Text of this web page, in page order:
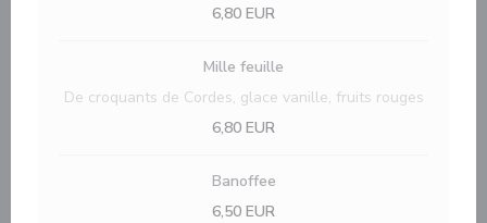
6,80 EUR
Mille feuille
De croquants de Cordes, glace vanille, fruits rouges
6,80 EUR
Banoffee
6,50 EUR